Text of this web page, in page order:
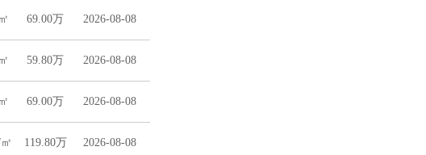
69.00万 2026-08-08
59.80万 2026-08-08
69.00万 2026-08-08
119.80万 2026-08-08